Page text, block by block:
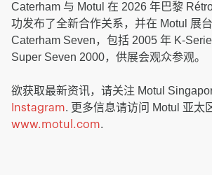
Caterham 与 Motul 在 2026 年巴黎
功发布了全新合作关系，并在 Motul 展台
Caterham Seven，包括 2005 年 K-
Super Seven 2000，供展会观众参观。
欲获取最新资讯，请关注 Motul
Instagram. 更多信息请访问 Motul 亚太
www.motul.com.